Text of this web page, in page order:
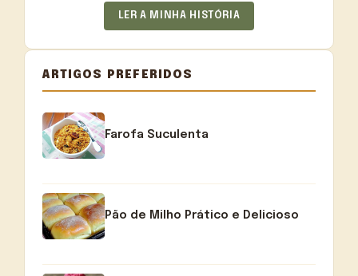
LER A MINHA HISTÓRIA
ARTIGOS PREFERIDOS
Farofa Suculenta
Pão de Milho Prático e Delicioso